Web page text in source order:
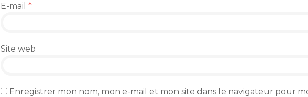
E-mail *
Site web
Enregistrer mon nom, mon e-mail et mon site dans le navigateur pour